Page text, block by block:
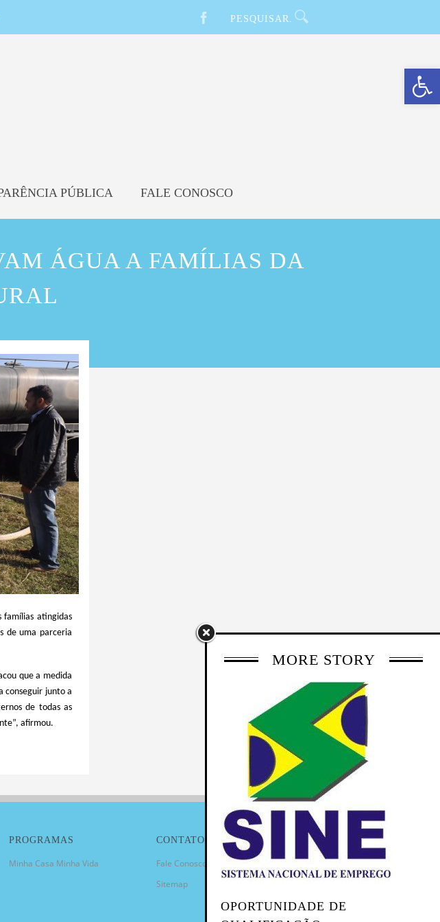
Barra de Ferramentas Aberta
PÚBLICA FALE CONOSCO
ÁGUA A FAMÍLIAS DA
famílias atingidas
de uma parceria
que a medida
conseguir junto a
de todas as
afirmou.
MORE STORY
OPORTUNIDADE DE
PROGRAMAS
Minha Casa Minha Vida
CONTATO
Fale Conosco
Sitemap